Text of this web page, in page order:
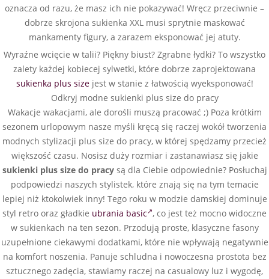
oznacza od razu, że masz ich nie pokazywać! Wręcz przeciwnie –
dobrze skrojona sukienka XXL musi sprytnie maskować
mankamenty figury, a zarazem eksponować jej atuty.
Wyraźne wcięcie w talii? Piękny biust? Zgrabne łydki? To wszystko
zalety każdej kobiecej sylwetki, które dobrze zaprojektowana
sukienka plus sizejest w stanie z łatwością wyeksponować!
Odkryj modne sukienki plus size do pracy
Wakacje wakacjami, ale dorośli muszą pracować ;) Poza krótkim
sezonem urlopowym nasze myśli kręcą się raczej wokół tworzenia
modnych stylizacji plus size do pracy, w której spędzamy przecież
większość czasu. Nosisz duży rozmiar i zastanawiasz się jakie
sukienki plus size do pracysą dla Ciebie odpowiednie? Posłuchaj
podpowiedzi naszych stylistek, które znają się na tym temacie
lepiej niż ktokolwiek inny! Tego roku w modzie damskiej dominuje
styl retro oraz gładkie ubrania basic , co jest też mocno widoczne
w sukienkach na ten sezon. Przodują proste, klasyczne fasony
uzupełnione ciekawymi dodatkami, które nie wpływają negatywnie
na komfort noszenia. Panuje schludna i nowoczesna prostota bez
sztucznego zadęcia, stawiamy raczej na casualowy luz i wygodę,